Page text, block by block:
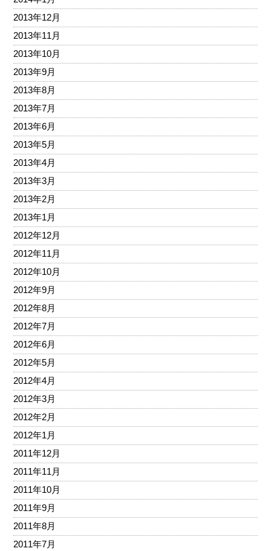
2013年12月
2013年11月
2013年10月
2013年9月
2013年8月
2013年7月
2013年6月
2013年5月
2013年4月
2013年3月
2013年2月
2013年1月
2012年12月
2012年11月
2012年10月
2012年9月
2012年8月
2012年7月
2012年6月
2012年5月
2012年4月
2012年3月
2012年2月
2012年1月
2011年12月
2011年11月
2011年10月
2011年9月
2011年8月
2011年7月